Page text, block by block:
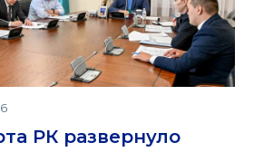
РК развернуло